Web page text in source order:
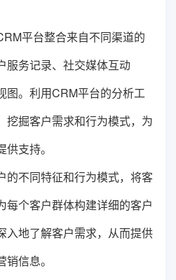
平台整合来自不同渠道的
服务记录、社交媒体互动
图。利用CRM平台的分析工
挖掘客户需求和行为模式，为
支持。
的不同特征和行为模式，将客
每个客户群体构建详细的客户
入地了解客户需求，从而提供
信息。